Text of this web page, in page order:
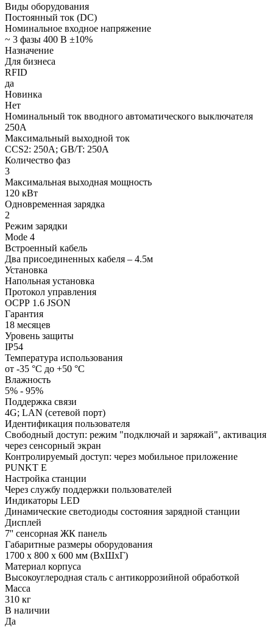
Виды оборудования
Постоянный ток (DC)
Номинальное входное напряжение
~ 3 фазы 400 В ±10%
Назначение
Для бизнеса
RFID
да
Новинка
Нет
Номинальный ток вводного автоматического выключателя
250А
Максимальный выходной ток
CCS2: 250A; GB/T: 250A
Количество фаз
3
Максимальная выходная мощность
120 кВт
Одновременная зарядка
2
Режим зарядки
Mode 4
Встроенный кабель
Два присоединенных кабеля – 4.5м
Установка
Напольная установка
Протокол управления
ОСРР 1.6 JSON
Гарантия
18 месяцев
Уровень защиты
IP54
Температура использования
от -35 °C до +50 °C
Влажность
5% - 95%
Поддержка связи
4G; LAN (сетевой порт)
Идентификация пользователя
Свободный доступ: режим "подключай и заряжай", активация
через сенсорный экран​
Контролируемый доступ: через мобильное приложение
PUNKT E
Настройка станции
Через службу поддержки пользователей
Индикаторы LED
Динамические светодиоды состояния зарядной станции
Дисплей
7'' сенсорная ЖК панель
Габаритные размеры оборудования
1700 x 800 x 600 мм (ВxШxГ)
Материал корпуса
Высокоуглеродная сталь с антикоррозийной обработкой
Масса
310 кг
В наличии
Да